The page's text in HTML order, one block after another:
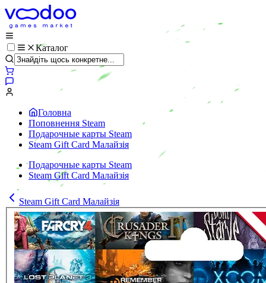
Каталог
Головна
Поповнення Steam
Подарочные карты Steam
Steam Gift Card Малайзія
Подарочные карты Steam
Steam Gift Card Малайзія
Steam Gift Card Малайзія